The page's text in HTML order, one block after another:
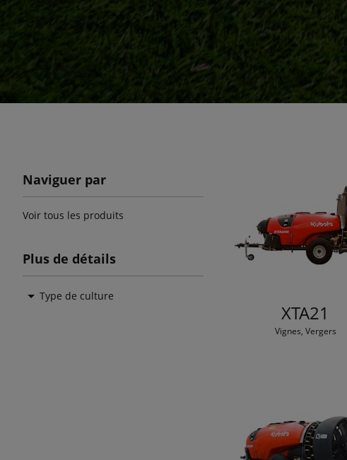
Naviguer par
Voir tous les produits
Plus de détails
Type de culture
XTA21
Vignes, Vergers